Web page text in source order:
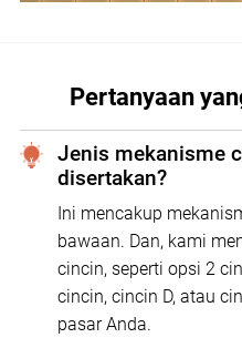
Pertanyaan
Jenis mekanisme
disertakan?
Ini mencakup
bawaan. Dan, kami
cincin, seperti opsi 2
cincin, cincin D, atau
pasar Anda.